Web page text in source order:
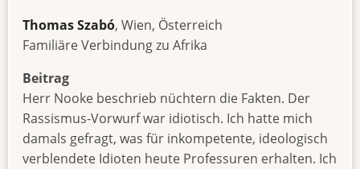
Thomas Szabó, Wien, Österreich
Familiäre Verbindung zu Afrika
Beitrag
Herr Nooke beschrieb nüchtern die Fakten. Der
Rassismus-Vorwurf war idiotisch. Ich hatte mich
damals gefragt, was für inkompetente, ideologisch
verblendete Idioten heute Professuren erhalten. Ich